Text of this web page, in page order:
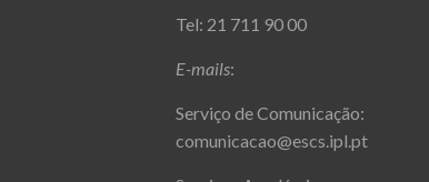
Tel: 21 711 90 00
E-mails:
Serviço de Comunicação:
comunicacao@escs.ipl.pt